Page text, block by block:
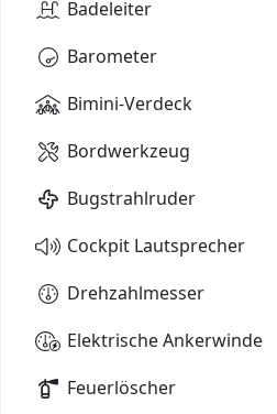
Badeleiter
Barometer
Bimini-Verdeck
Bordwerkzeug
Bugstrahlruder
Cockpit Lautsprecher
Drehzahlmesser
Elektrische Ankerwinde
Feuerlöscher